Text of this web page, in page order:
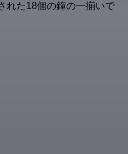
れた18個の鐘の一揃いで